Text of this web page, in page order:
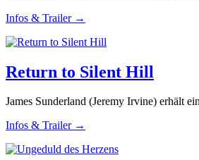
Infos & Trailer →
Return to Silent Hill
James Sunderland (Jeremy Irvine) erhält
Infos & Trailer →